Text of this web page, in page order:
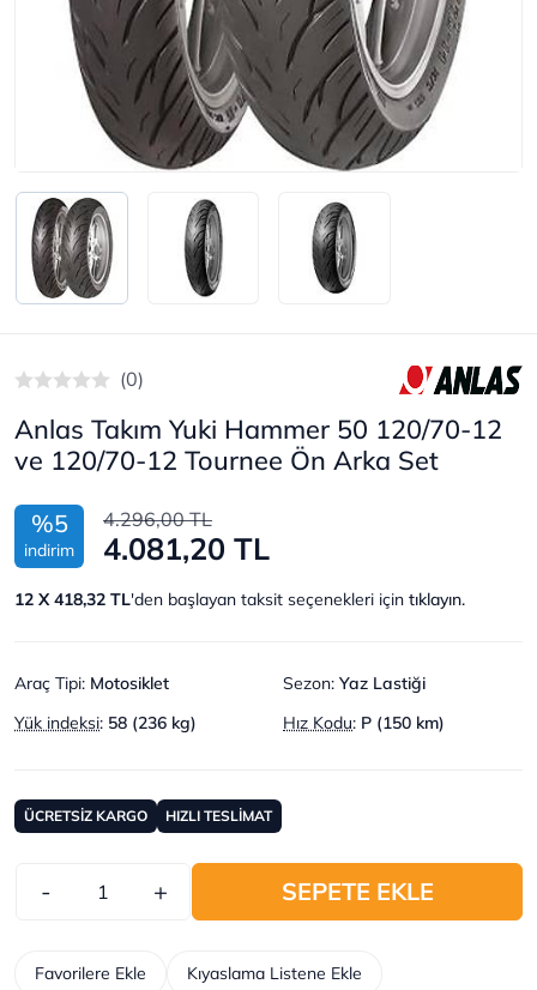
(0)
Anlas Takım Yuki Hammer 50 120/70-12
ve 120/70-12 Tournee Ön Arka Set
%5
indirim
4.296,00 TL
4.081,20 TL
12 X 418,32 TL'den başlayan taksit seçenekleri için tıklayın.
Araç Tipi: Motosiklet Sezon: Yaz Lastiği
Yük indeksi: 58 (236 kg) Hız Kodu: P (150 km)
ÜCRETSİZ KARGO HIZLI TESLİMAT
- + SEPETE EKLE
Kıyaslama Listene Ekle
Favorilere Ekle